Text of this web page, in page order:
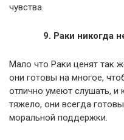
чувства.
9. Раки никогда
Мало что Раки ценят так
они готовы на многое,
отлично умеют слушать, и
тяжело, они всегда
моральной поддержки.